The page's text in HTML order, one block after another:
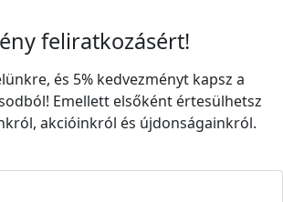
feliratkozásért!
és 5% kedvezményt kapsz a
Emellett elsőként értesülhetsz
akcióinkról és újdonságainkról.